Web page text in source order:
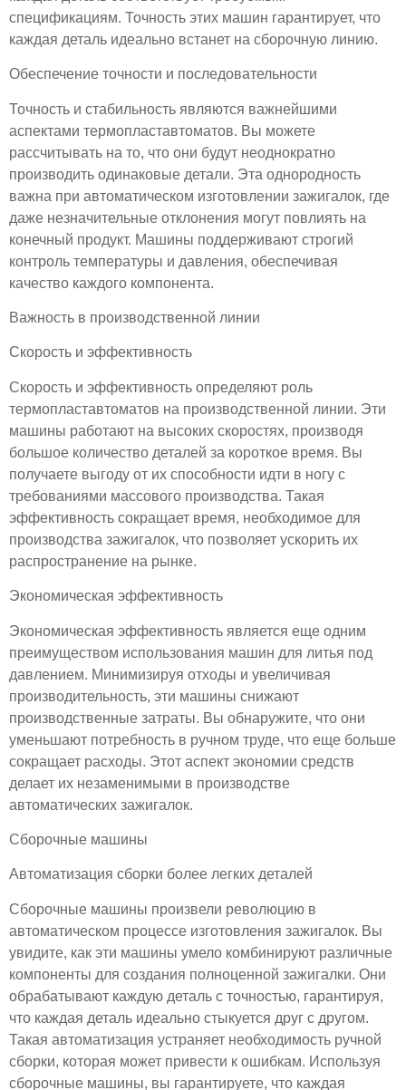
спецификациям. Точность этих машин гарантирует, что
каждая деталь идеально встанет на сборочную линию.
Обеспечение точности и последовательности
Точность и стабильность являются важнейшими
аспектами термопластавтоматов. Вы можете
рассчитывать на то, что они будут неоднократно
производить одинаковые детали. Эта однородность
важна при автоматическом изготовлении зажигалок, где
даже незначительные отклонения могут повлиять на
конечный продукт. Машины поддерживают строгий
контроль температуры и давления, обеспечивая
качество каждого компонента.
Важность в производственной линии
Скорость и эффективность
Скорость и эффективность определяют роль
термопластавтоматов на производственной линии. Эти
машины работают на высоких скоростях, производя
большое количество деталей за короткое время. Вы
получаете выгоду от их способности идти в ногу с
требованиями массового производства. Такая
эффективность сокращает время, необходимое для
производства зажигалок, что позволяет ускорить их
распространение на рынке.
Экономическая эффективность
Экономическая эффективность является еще одним
преимуществом использования машин для литья под
давлением. Минимизируя отходы и увеличивая
производительность, эти машины снижают
производственные затраты. Вы обнаружите, что они
уменьшают потребность в ручном труде, что еще больше
сокращает расходы. Этот аспект экономии средств
делает их незаменимыми в производстве
автоматических зажигалок.
Сборочные машины
Автоматизация сборки более легких деталей
Сборочные машины произвели революцию в
автоматическом процессе изготовления зажигалок. Вы
увидите, как эти машины умело комбинируют различные
компоненты для создания полноценной зажигалки. Они
обрабатывают каждую деталь с точностью, гарантируя,
что каждая деталь идеально стыкуется друг с другом.
Такая автоматизация устраняет необходимость ручной
сборки, которая может привести к ошибкам. Используя
сборочные машины, вы гарантируете, что каждая